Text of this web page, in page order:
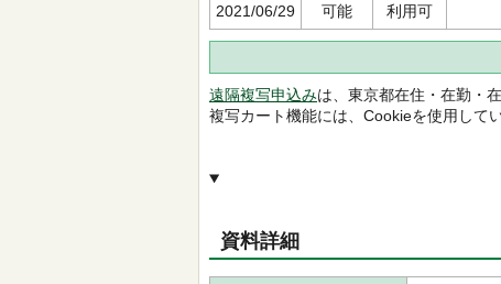
2021/06/29 可能 利用可
遠隔複写申込みは、東京都在住・在勤・
複写カート機能には、Cookieを使用して
資料詳細